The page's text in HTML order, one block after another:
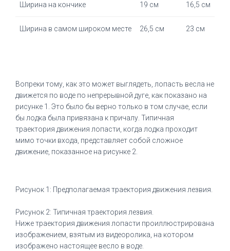
Ширина на кончике 19 см 16,5 см
Ширина в самом широком месте 26,5 см 23 см
Вопреки тому, как это может выглядеть, лопасть весла не
движется по воде по непрерывной дуге, как показано на
рисунке 1. Это было бы верно только в том случае, если
бы лодка была привязана к причалу. Типичная
траектория движения лопасти, когда лодка проходит
мимо точки входа, представляет собой сложное
движение, показанное на рисунке 2.
Рисунок 1: Предполагаемая траектория движения лезвия.
Рисунок 2: Типичная траектория лезвия.
Ниже траектория движения лопасти проиллюстрирована
изображением, взятым из видеоролика, на котором
изображено настоящее весло в воде.